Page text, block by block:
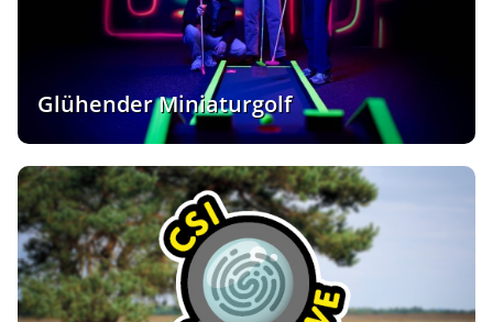
Glühender Miniaturgolf